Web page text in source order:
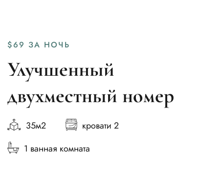
$69 ЗА НОЧЬ
Улучшенный
двухместный номер
35м2
кровати 2
1 ванная комната